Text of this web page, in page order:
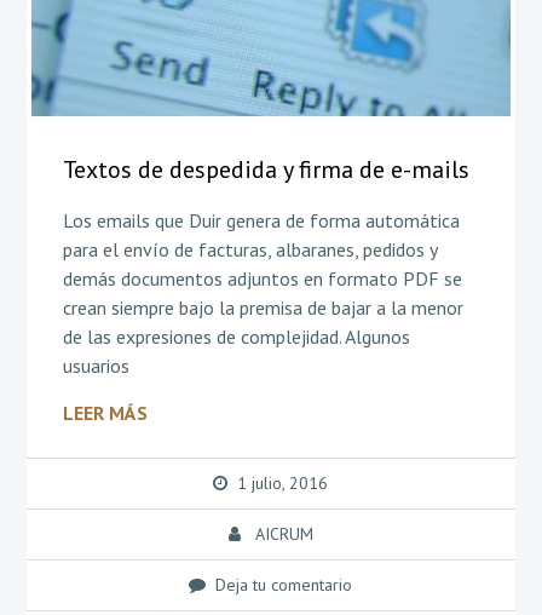
Textos de despedida y firma de e-mails
Los emails que Duir genera de forma automática
para el envío de facturas, albaranes, pedidos y
demás documentos adjuntos en formato PDF se
crean siempre bajo la premisa de bajar a la menor
de las expresiones de complejidad. Algunos
usuarios
LEER MÁS
1 julio, 2016
AICRUM
Deja tu comentario